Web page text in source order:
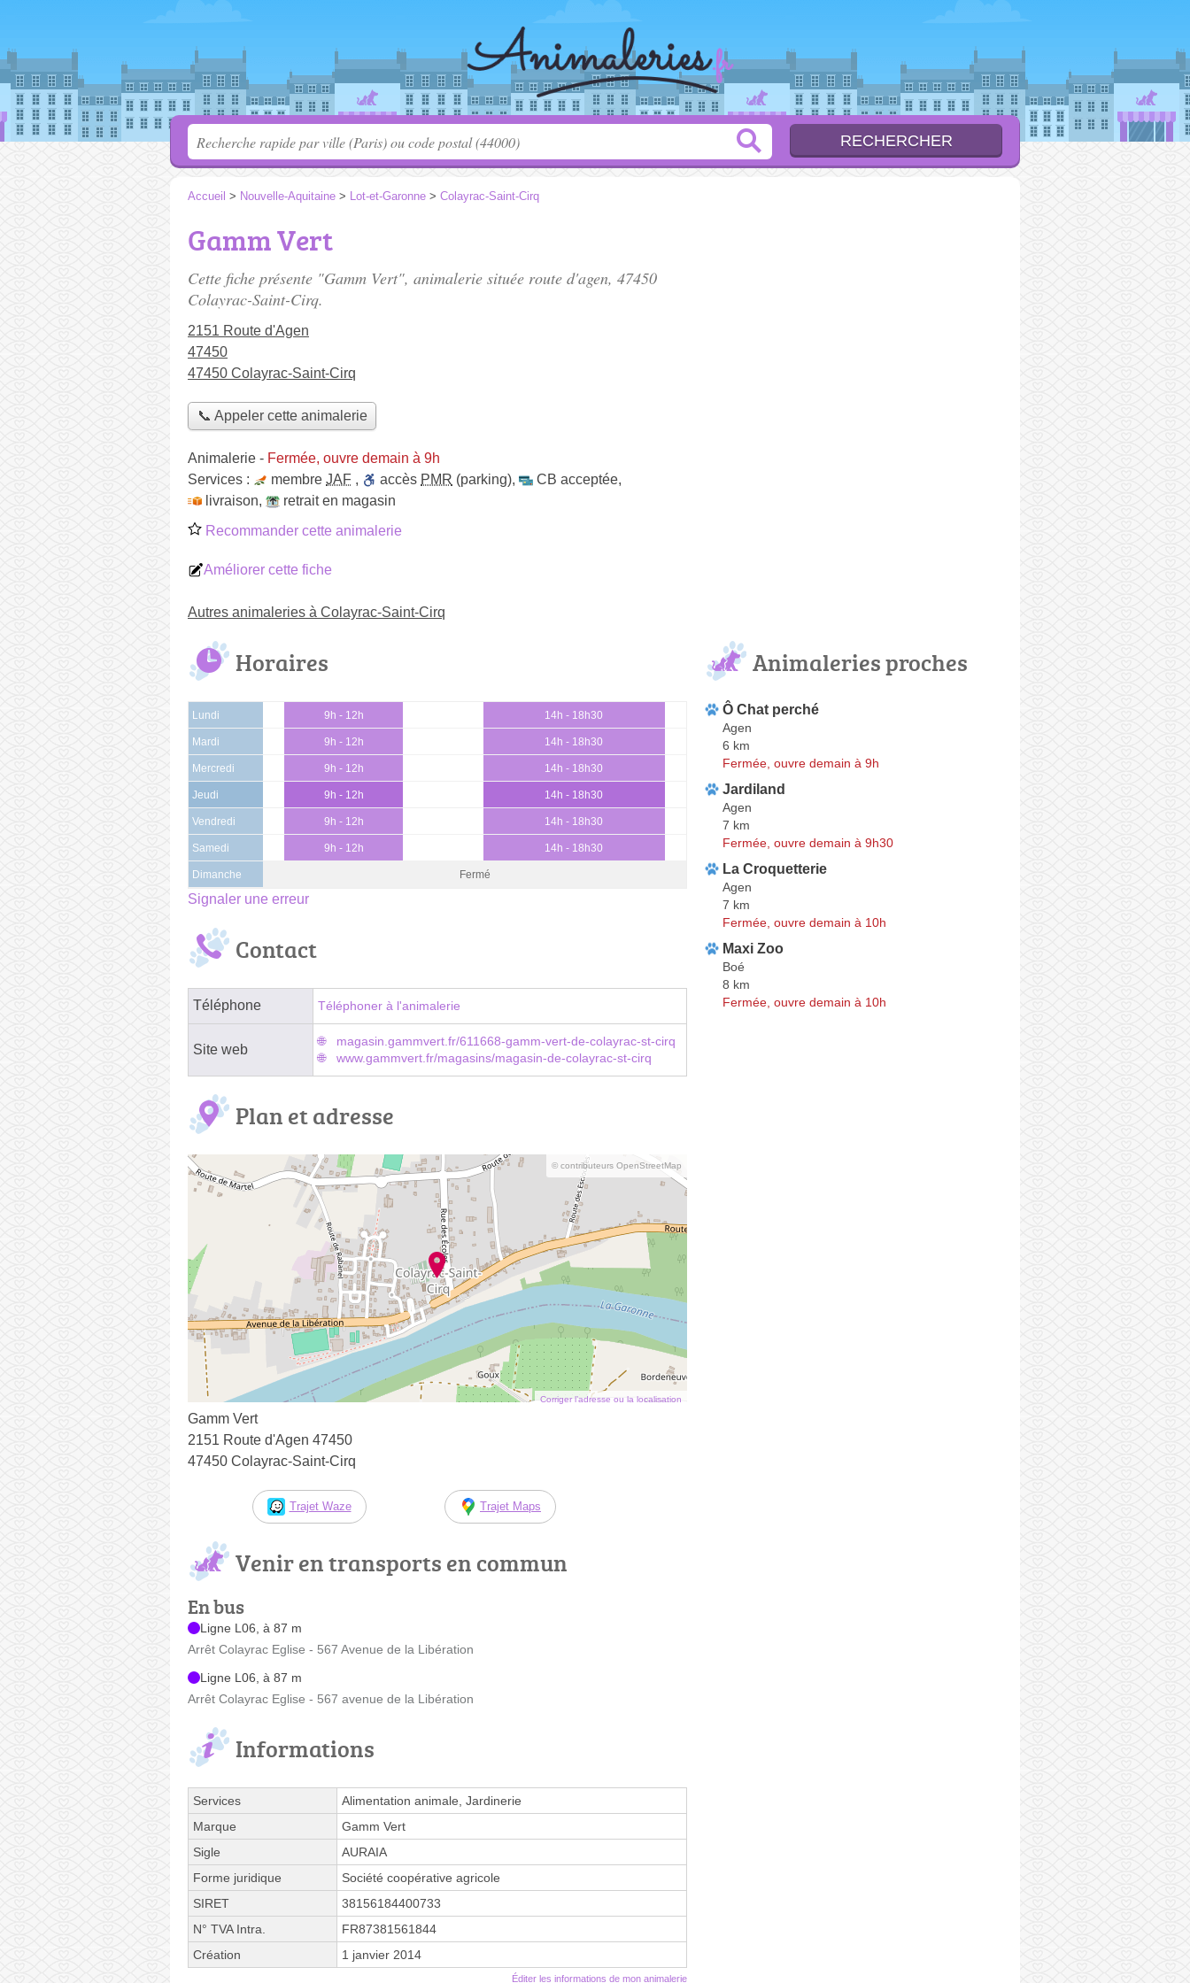
Accueil > Nouvelle-Aquitaine > Lot-et-Garonne > Colayrac-Saint-Cirq
Gamm Vert
Cette fiche présente "Gamm Vert", animalerie située route d'agen, 47450
Colayrac-Saint-Cirq.
2151 Route d'Agen
47450
47450 Colayrac-Saint-Cirq
📞 Appeler cette animalerie
Animalerie - Fermée, ouvre demain à 9h
Services :
membre JAF , accès PMR (parking), CB acceptée,
livraison,
retrait en magasin
Recommander cette animalerie
Améliorer cette fiche
Autres animaleries à Colayrac-Saint-Cirq
Horaires
Lundi 9h - 12h 14h - 18h30
Mardi 9h - 12h 14h - 18h30
Mercredi 9h - 12h 14h - 18h30
Jeudi 9h - 12h 14h - 18h30
Vendredi 9h - 12h 14h - 18h30
Samedi 9h - 12h 14h - 18h30
Dimanche Fermé
Signaler une erreur
Contact
Téléphone Téléphoner à l'animalerie
Site web
magasin.gammvert.fr/611668-gamm-vert-de-colayrac-st-cirq
www.gammvert.fr/magasins/magasin-de-colayrac-st-cirq
Plan et adresse
© contributeurs OpenStreetMap
Corriger l’adresse ou la localisation
Gamm Vert
2151 Route d'Agen 47450
47450 Colayrac-Saint-Cirq
Trajet Waze Trajet Maps
Venir en transports en commun
En bus
Ligne L06, à 87 m
Arrêt Colayrac Eglise - 567 Avenue de la Libération
Ligne L06, à 87 m
Arrêt Colayrac Eglise - 567 avenue de la Libération
Informations
Services
Alimentation animale, Jardinerie
Marque
Gamm Vert
Sigle
AURAIA
Forme juridique
Société coopérative agricole
SIRET
38156184400733
N° TVA Intra.
FR87381561844
Création
1 janvier 2014
Éditer les informations de mon animalerie
Animaleries proches
Ô Chat perché
Agen
6 km
Fermée, ouvre demain à 9h
Jardiland
Agen
7 km
Fermée, ouvre demain à 9h30
La Croquetterie
Agen
7 km
Fermée, ouvre demain à 10h
Maxi Zoo
Boé
8 km
Fermée, ouvre demain à 10h